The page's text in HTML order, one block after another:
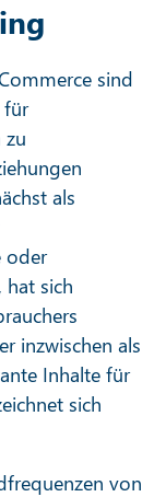
sind
für
zu
als
oder
hat sich
inzwischen als
Inhalte für
sich
von